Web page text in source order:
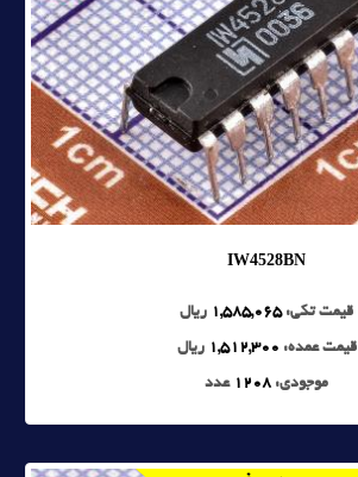
IW4528BN
قیمت تکی:1,585,065 ریال
قیمت عمده: 1,512,300 ریال
موجودی: 1208 عدد